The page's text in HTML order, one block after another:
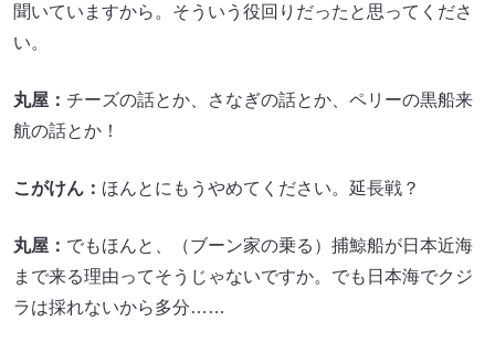
聞いていますから。そういう役回りだったと思ってくださ
い。
丸屋： チーズの話とか、さなぎの話とか、ペリーの黒船来
航の話とか！
こがけん： ほんとにもうやめてください。延長戦？
丸屋： でもほんと、（ブーン家の乗る）捕鯨船が日本近海
まで来る理由ってそうじゃないですか。でも日本海でクジ
ラは採れないから多分……